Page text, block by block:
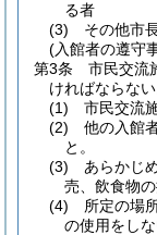
る者
(3)
その他市
(入館者の遵守
第3条
市民交流
ければならない
(1)
市民交流
(2)
他の入館
と。
(3)
あらかじ
売、飲食物
(4)
所定の場
の使用をしな